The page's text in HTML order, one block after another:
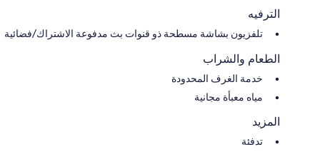
الترفيه
تلفزيون بشاشة مسطحة ذو قنوات بث مدفوعة الاشتراك/فضائية
الطعام والشراب
خدمة الغرف المحدودة
مياه معبأة مجانية
المزيد
تدفئة